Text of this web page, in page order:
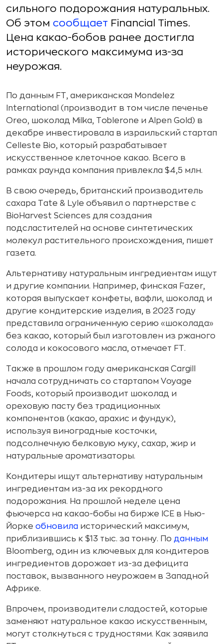
сильного подорожания натуральных.
Об этом сообщает Financial Times.
Цена какао-бобов ранее достигла
исторического максимума из-за
неурожая.
По данным FT, американская Mondelez
International (производит в том числе печенье
Oreo, шоколад Milka, Toblerone и Alpen Gold) в
декабре инвестировала в израильский стартап
Celleste Bio, который разрабатывает
искусственное клеточное какао. Всего в
рамках раунда компания привлекла $4,5 млн.
В свою очередь, британский производитель
сахара Tate & Lyle объявил о партнерстве с
BioHarvest Sciences для создания
подсластителей на основе синтетических
молекул растительного происхождения, пишет
газета.
Альтернативу натуральным ингредиентам ищут
и другие компании. Например, финская Fazer,
которая выпускает конфеты, вафли, шоколад и
другие кондитерские изделия, в 2023 году
представила ограниченную серию «шоколада»
без какао, который был изготовлен из ржаного
солода и кокосового масла, отмечает FT.
Также в прошлом году американская Cargill
начала сотрудничать со стартапом Voyage
Foods, который производит шоколад и
ореховую пасту без традиционных
компонентов (какао, арахис и фундук),
используя виноградные косточки,
подсолнечную белковую муку, сахар, жир и
натуральные ароматизаторы.
Кондитеры ищут альтернативу натуральным
ингредиентам из-за их рекордного
подорожания. На прошлой неделе цена
фьючерса на какао-бобы на бирже ICE в Нью-
Йорке обновила исторический максимум,
приблизившись к $13 тыс. за тонну. По данным
Bloomberg, один из ключевых для кондитеров
ингредиентов дорожает из-за дефицита
поставок, вызванного неурожаем в Западной
Африке.
Впрочем, производители сладостей, которые
заменяют натуральное какао искусственным,
могут столкнуться с трудностями. Как заявила